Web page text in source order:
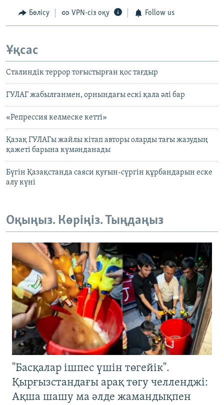
Бөлісу VPN-сіз оқу Follow us
Ұқсас
Сталиндік террор тоғыстырған қос тағдыр
ГУЛАГ жабылғанмен, орнындағы ескі қала әлі бар
«Репрессия келмеске кетті»
Қазақ ГУЛАГы жайлы кітап авторы оларды тағы жазудың
қажеті барына күмәнданады
Бүгін Қазақстанда саяси қуғын-сүргін құрбандарын еске
алу күні
Оқыңыз. Көріңіз. Тыңдаңыз
"Басқалар ішпес үшін төгейік".
Қырғызстандағы арақ төгу челленджі:
Ақша шашу ма әлде жамандықпен